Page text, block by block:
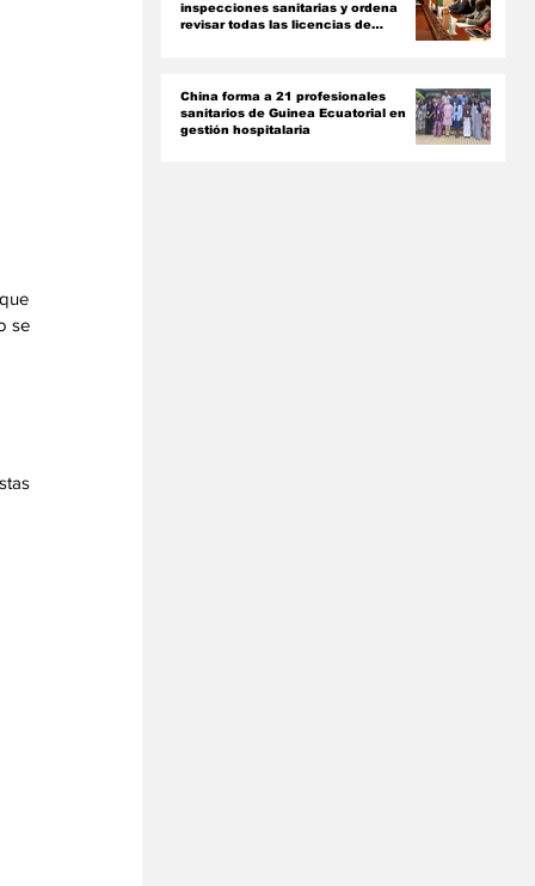
se
inspecciones sanitarias y ordena
revisar todas las licencias de
China forma a 21 profesionales
sanitarios de Guinea Ecuatorial en
gestión hospitalaria